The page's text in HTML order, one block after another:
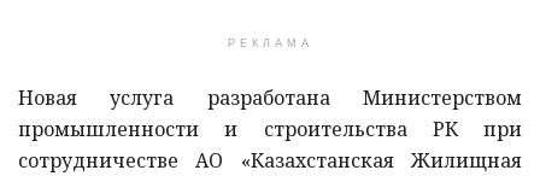
РЕКЛАМА
Новая услуга разработана Министерством
промышленности и строительства РК при
сотрудничестве АО «Казахстанская Жилищная